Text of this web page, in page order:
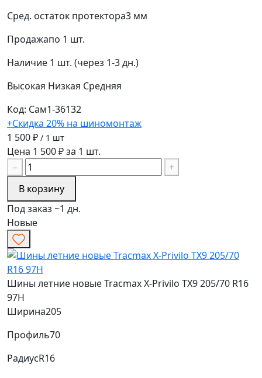
Сред. остаток протектора3 мм
Продажапо 1 шт.
Наличие 1 шт. (через 1-3 дн.)
Высокая Низкая Средняя
Код: Сам1-36132
+Скидка 20% на шиномонтаж
1 500 ₽ / 1 шт
Цена 1 500 ₽ за 1 шт.
−
+
В корзину
Под заказ ~1 дн.
Новые
Шины летние новые Tracmax X-Privilo TX9 205/70 R16
97H
Ширина205
Профиль70
РадиусR16